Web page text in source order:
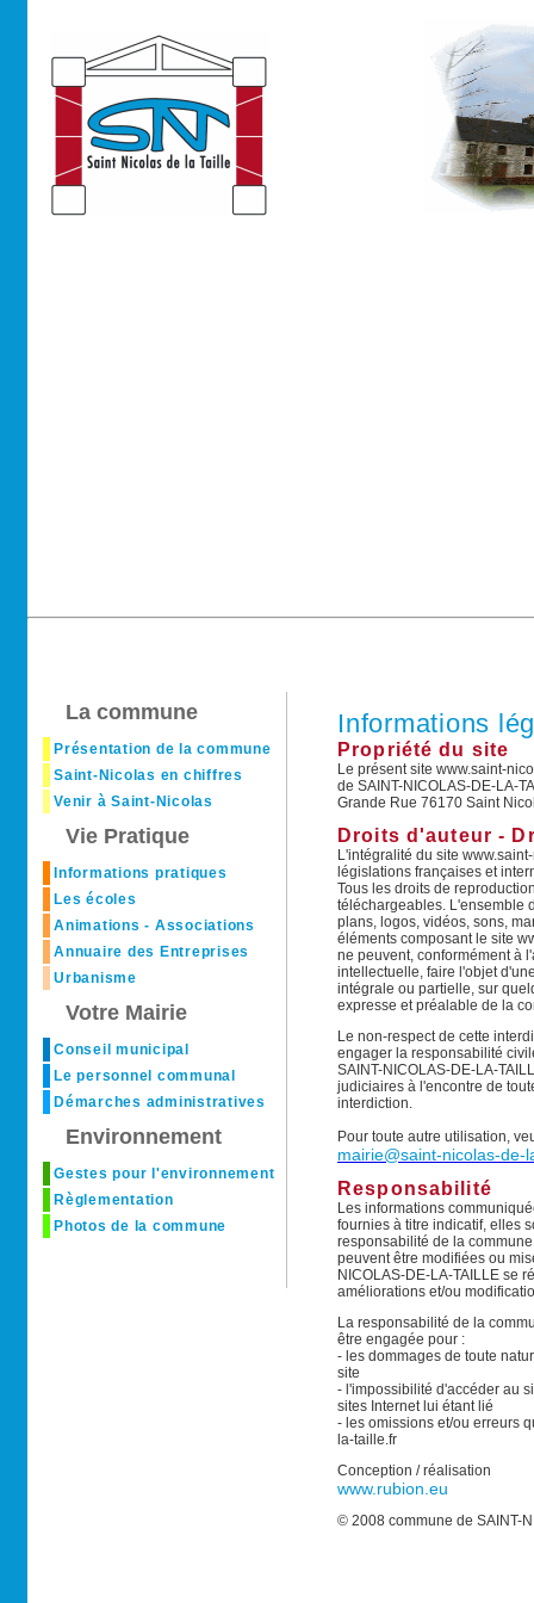
La commune
Présentation de la commune
Saint-Nicolas en chiffres
Venir à Saint-Nicolas
Vie Pratique
Informations pratiques
Les écoles
Animations - Associations
Annuaire des Entreprises
Urbanisme
Votre Mairie
Conseil municipal
Le personnel communal
Démarches administratives
Environnement
Gestes pour l'environnement
Règlementation
Photos de la commune
Informations
Propriété du site
Le présent site www.saint-
de SAINT-NICOLAS-DE-LA-
Grande Rue 76170 Saint
Droits d'auteur -
L'intégralité du site
législations françaises et
Tous les droits de
téléchargeables. L'ensemble
plans, logos, vidéos, sons,
éléments composant le site
ne peuvent, conformément à
intellectuelle, faire l'objet
intégrale ou partielle, sur
expresse et préalable de la
Le non-respect de cette
engager la responsabilité
SAINT-NICOLAS-DE-LA-
judiciaires à l'encontre de
interdiction.
Pour toute autre utilisation,
mairie@saint-nicolas-de-
Responsabilité
Les informations
fournies à titre indicatif, elles
responsabilité de la
peuvent être modifiées ou
NICOLAS-DE-LA-TAILLE se
améliorations et/ou
La responsabilité de la
être engagée pour :
- les dommages de toute
site
- l'impossibilité d'accéder au
sites Internet lui étant lié
- les omissions et/ou erreurs
la-taille.fr
Conception / réalisation
www.rubion.eu
© 2008 commune de SAINT-